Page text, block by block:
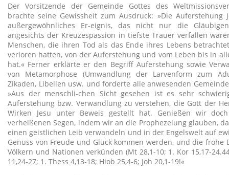
Der Vorsitzende der Gemeinde Gottes des
brachte seine Gewissheit zum Ausdruck: »Die Auferstehung
außergewöhnliches Er-eignis, das nicht nur die
angesichts der Kreuzespassion in tiefste Trauer verfallen
Menschen, die ihren Tod als das Ende ihres Lebens
verloren hatten, von der Auferstehung und vom Leben bis in
hat.« Ferner erklärte er den Begriff Auferstehung sowie
von Metamorphose (Umwandlung der Larvenform zum
Zikaden, Libellen usw. und forderte alle anwesenden
»Aus der menschli-chen Sicht gesehen ist es sehr
Auferstehung bzw. Verwandlung zu verstehen, die Gott der
Wirken Jesu unter Beweis gestellt hat. Genießen wir
verheißenen Segen, indem wir an die Prophezeiung glauben,
einen geistlichen Leib verwandeln und in der Engelswelt auf
Genuss von Freude und Glück kommen werden, und die frohe
Völkern und Nationen verkünden (Mt 28,1-10; 1. Kor 15,17-
11,24-27; 1. Thess 4,13-18; Hiob 25,4-6; Joh 20,1-19!«